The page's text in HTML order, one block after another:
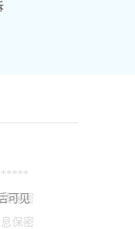
可见
保密
保密